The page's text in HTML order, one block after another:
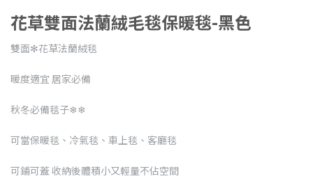
花草雙面法蘭絨毛毯保暖毯-黑色
雙面✻花草法蘭絨毯
暖度適宜 居家必備
秋冬必備毯子❄❄
可當保暖毯、冷氣毯、車上毯、客廳毯
可鋪可蓋 收納後體積小又輕量不佔空間